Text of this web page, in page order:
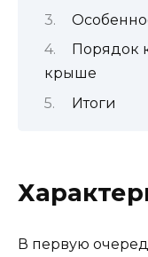
Порядок
крыше
Итоги
В первую